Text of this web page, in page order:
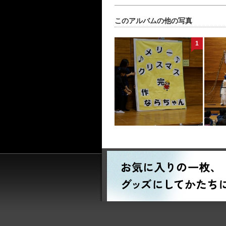
このアルバムの他の写真
1